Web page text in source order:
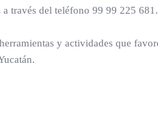
través del teléfono 99 99 225 681.
y actividades que